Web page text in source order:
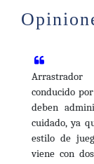
De dracotienda.com
De mathom.es
conducido
deben
cuidado, ya
estilo de
viene con